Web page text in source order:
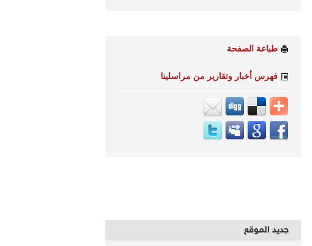
طباعة الصفحة
فهرس أخبار وتقارير من مراسلينا
جديد الموقع